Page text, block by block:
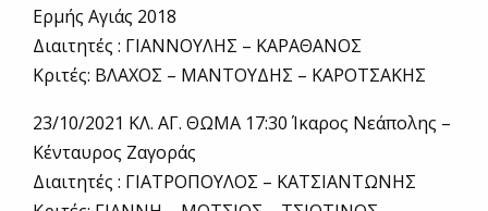
Ερμής Αγιάς 2018
Διαιτητές : ΓΙΑΝΝΟΥΛΗΣ – ΚΑΡΑΘΑΝΟΣ
Κριτές: ΒΛΑΧΟΣ – ΜΑΝΤΟΥΔΗΣ – ΚΑΡΟΤΣΑΚΗΣ
23/10/2021 ΚΛ. ΑΓ. ΘΩΜΑ 17:30 Ίκαρος Νεάπολης –
Κένταυρος Ζαγοράς
Διαιτητές : ΓΙΑΤΡΟΠΟΥΛΟΣ – ΚΑΤΣΙΑΝΤΩΝΗΣ